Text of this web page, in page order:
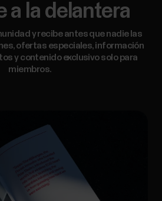
a la delantera
y recibe antes que nadie las
ofertas especiales, información
y contenido exclusivo solo para
miembros.